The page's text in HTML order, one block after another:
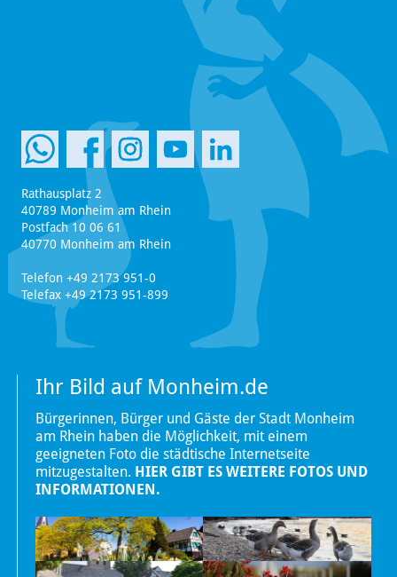
Rathausplatz 2
40789 Monheim am Rhein
Postfach 10 06 61
40770 Monheim am Rhein
Telefon +49 2173 951-0
Telefax +49 2173 951-899
Ihr Bild auf Monheim.de
Bürgerinnen, Bürger und Gäste der Stadt Monheim
am Rhein haben die Möglichkeit, mit einem
geeigneten Foto die städtische Internetseite
mitzugestalten. HIER GIBT ES WEITERE FOTOS UND
INFORMATIONEN.